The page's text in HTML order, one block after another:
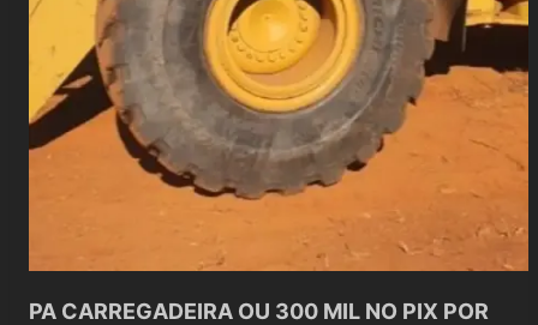
PA CARREGADEIRA OU 300 MIL NO PIX POR